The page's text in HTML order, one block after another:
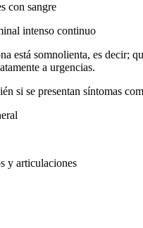
con sangre
intenso continuo
está somnolienta, es decir;
a urgencias.
si se presentan síntomas
y articulaciones